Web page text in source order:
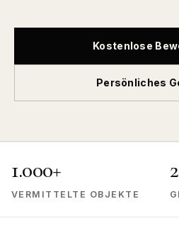
Kostenlose
Persönliches
1.000+
VERMITTELTE OBJEKTE